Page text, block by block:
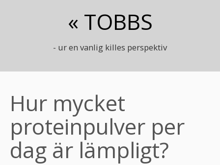
« TOBBS
- ur en vanlig killes perspektiv
Hur mycket
proteinpulver per
dag är lämpligt?